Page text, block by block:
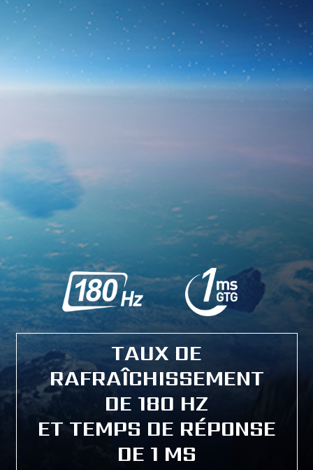
TAUX DE
RAFRAÎCHISSEMENT
DE 180 HZ
ET TEMPS DE RÉPONSE
DE 1 MS